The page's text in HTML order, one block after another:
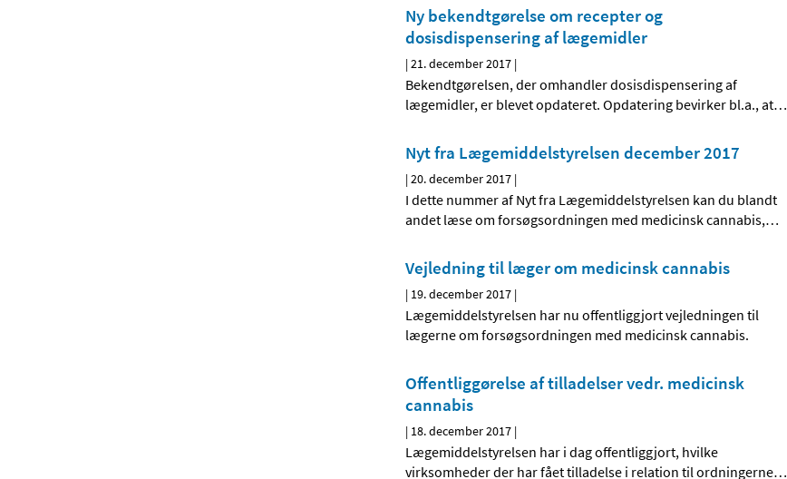
Ny bekendtgørelse om recepter og
dosisdispensering af lægemidler
|21. december 2017 |
Bekendtgørelsen, der omhandler dosisdispensering af
lægemidler, er blevet opdateret. Opdatering bevirker bl.a., at…
Nyt fra Lægemiddelstyrelsen december 2017
|20. december 2017 |
I dette nummer af Nyt fra Lægemiddelstyrelsen kan du blandt
andet læse om forsøgsordningen med medicinsk cannabis,…
Vejledning til læger om medicinsk cannabis
| 19. december 2017 |
Lægemiddelstyrelsen har nu offentliggjort vejledningen til
lægerne om forsøgsordningen med medicinsk cannabis.
Offentliggørelse af tilladelser vedr. medicinsk
cannabis
| 18. december 2017 |
Lægemiddelstyrelsen har i dag offentliggjort, hvilke
virksomheder der har fået tilladelse i relation til ordningerne…